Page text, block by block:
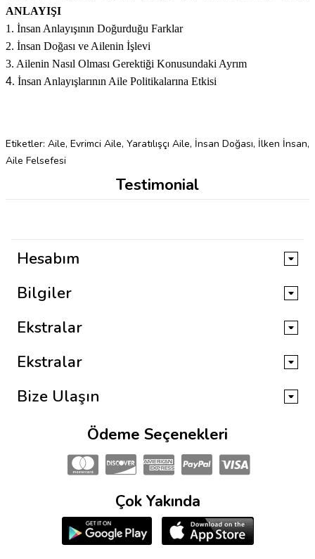
ANLAYIŞI
1. İnsan Anlayışının Doğurduğu Farklar
2. İnsan Doğası ve Ailenin İşlevi
3. Ailenin Nasıl Olması Gerektiği Konusundaki Ayrım
4. İnsan Anlayışlarının Aile Politikalarına Etkisi
Etiketler: Aile, Evrimci Aile, Yaratılışçı Aile, İnsan Doğası, İlken İnsan,
Aile Felsefesi
Testimonial
Hesabım
Bilgiler
Ekstralar
Ekstralar
Bize Ulaşın
Ödeme Seçenekleri
Çok Yakında